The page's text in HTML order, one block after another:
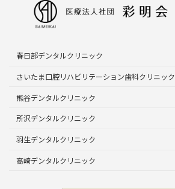
春日部デンタルクリニック
さいたま口腔リハビリテーション歯科クリニック
熊谷デンタルクリニック
所沢デンタルクリニック
羽生デンタルクリニック
高崎デンタルクリニック